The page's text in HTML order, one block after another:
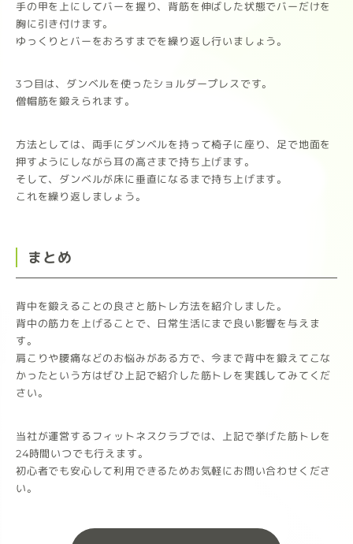
手の甲を上にしてバーを握り、背筋を伸ばした状態でバーだけを
胸に引き付けます。
ゆっくりとバーをおろすまでを繰り返し行いましょう。
3つ目は、ダンベルを使ったショルダープレスです。
僧帽筋を鍛えられます。
方法としては、両手にダンベルを持って椅子に座り、足で地面を
押すようにしながら耳の高さまで持ち上げます。
そして、ダンベルが床に垂直になるまで持ち上げます。
これを繰り返しましょう。
まとめ
背中を鍛えることの良さと筋トレ方法を紹介しました。
背中の筋力を上げることで、日常生活にまで良い影響を与えま
す。
肩こりや腰痛などのお悩みがある方で、今まで背中を鍛えてこな
かったという方はぜひ上記で紹介した筋トレを実践してみてくだ
さい。
当社が運営するフィットネスクラブでは、上記で挙げた筋トレを
24時間いつでも行えます。
初心者でも安心して利用できるためお気軽にお問い合わせくださ
い。